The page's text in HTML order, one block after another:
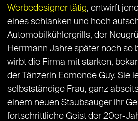
Werbedesigner tätig, entwirft
eines schlanken und hoch
Automobilkühlergrills, der
Herrmann Jahre später noch so
wirbt die Firma mit starken,
der Tänzerin Edmonde Guy. Sie
selbstständige Frau, ganz
einem neuen Staubsauger ihr
fortschrittliche Geist der 20er-